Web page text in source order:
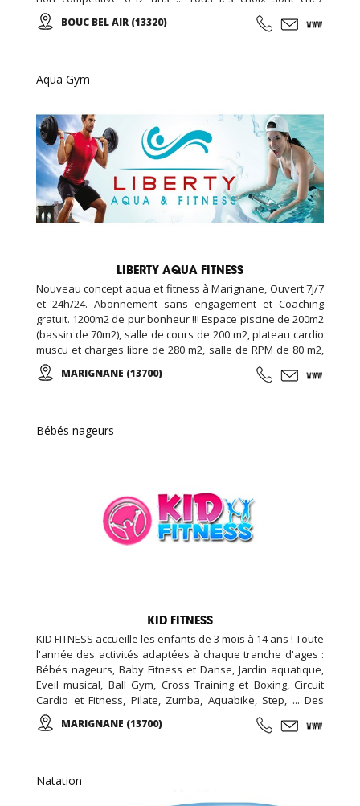
EDENKIDS !
BOUC BEL AIR (13320)
Aqua Gym
LIBERTY AQUA FITNESS
Nouveau concept aqua et fitness à Marignane, Ouvert 7j/7
et 24h/24. Abonnement sans engagement et Coaching
gratuit. 1200m2 de pur bonheur !!! Espace piscine de 200m2
(bassin de 70m2), salle de cours de 200 m2, plateau cardio
muscu et charges libre de 280 m2, salle de RPM de 80 m2,
salle de cross training de 120m2, espace garderie enfant
de 100m2, espace bar et détente avec billard et babyfoot
individuelle de 100m2, ...
MARIGNANE (13700)
Bébés nageurs
KID FITNESS
KID FITNESS accueille les enfants de 3 mois à 14 ans ! Toute
l'année des activités adaptées à chaque tranche d'ages :
Bébés nageurs, Baby Fitness et Danse, Jardin aquatique,
Eveil musical, Ball Gym, Cross Training et Boxing, Circuit
Cardio et Fitness, Pilate, Zumba, Aquabike, Step, ... Des
Stages Sportifs pendant les vacances, des Garderies
Sportives qui suivent les rythmes scolaires,... Des
MARIGNANE (13700)
Natation